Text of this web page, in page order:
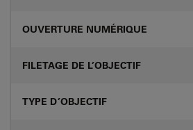
OUVERTURE NUMÉRIQUE
FILETAGE DE L’OBJECTIF
TYPE D’OBJECTIF